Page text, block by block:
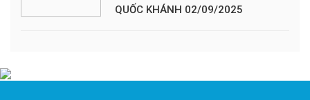
QUỐC KHÁNH 02/09/2025